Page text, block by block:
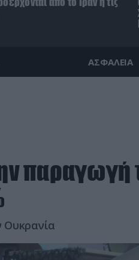
ΑΣΦΑΛΕΙΑ
παραγωγή
Ουκρανία